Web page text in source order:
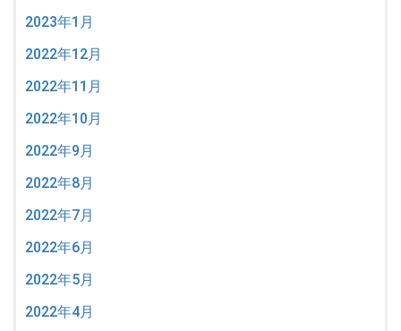
2023年1月
2022年12月
2022年11月
2022年10月
2022年9月
2022年8月
2022年7月
2022年6月
2022年5月
2022年4月